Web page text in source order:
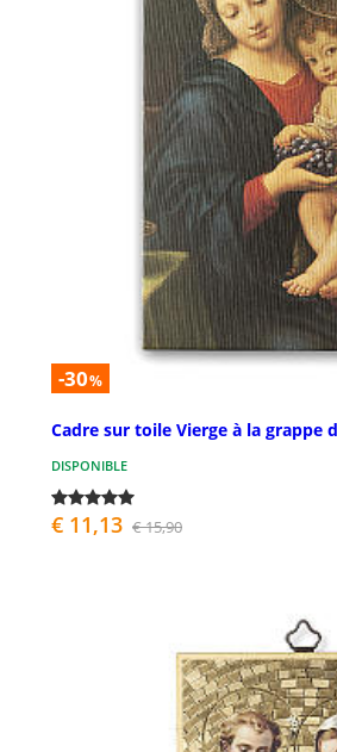
-30%
Cadre sur toile Vierge à la grappe
DISPONIBLE
€ 11,13 € 15,90